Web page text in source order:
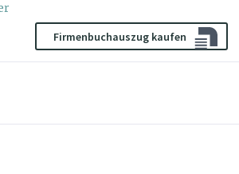
Firmenbuchauszug kaufen